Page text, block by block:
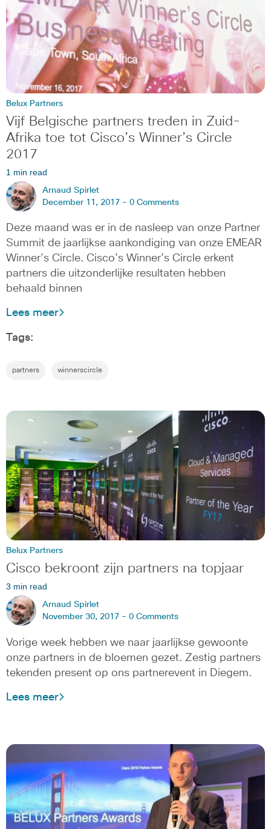
Belux Partners
Vijf Belgische partners treden in Zuid-
Afrika toe tot Cisco’s Winner’s Circle
2017
1 min read
Arnaud Spirlet
December 11, 2017 - 0 Comments
Deze maand was er in de nasleep van onze Partner
Summit de jaarlijkse aankondiging van onze EMEAR
Winner’s Circle. Cisco’s Winner’s Circle erkent
partners die uitzonderlijke resultaten hebben
behaald binnen
Lees meer
Tags:
partners winnerscircle
Belux Partners
Cisco bekroont zijn partners na topjaar
3 min read
Arnaud Spirlet
November 30, 2017 - 0 Comments
Vorige week hebben we naar jaarlijkse gewoonte
onze partners in de bloemen gezet. Zestig partners
tekenden present op ons partnerevent in Diegem.
Lees meer